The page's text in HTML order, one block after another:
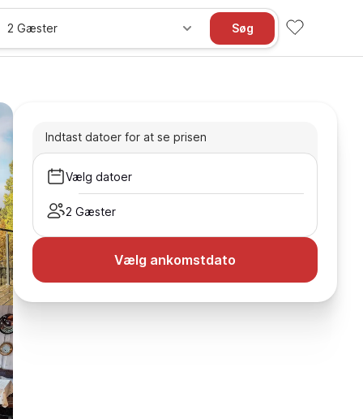
2 Gæster Søg
Indtast datoer for at se prisen
Vælg datoer
2 Gæster
Vælg ankomstdato